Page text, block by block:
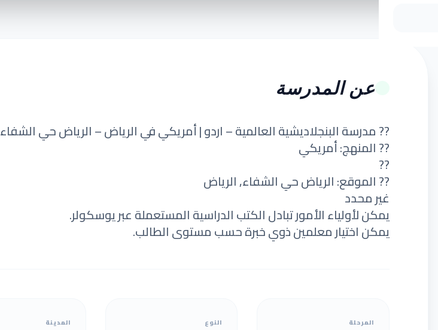
عن المدرسة
?? مدرسة البنجلاديشية العالمية – اردو | أمريكي في الرياض – الرياض حي الشفاء
?? المنهج: أمريكي
??
?? الموقع: الرياض حي الشفاء, الرياض
غير محدد
يمكن لأولياء الأمور تبادل الكتب الدراسية المستعملة عبر يوسكولر.
يمكن اختيار معلمين ذوي خبرة حسب مستوى الطالب.
المرحلة النوع المدينة